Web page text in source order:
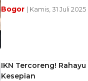
Bogor | Kamis, 31 Juli 2025
IKN Tercoreng!
Kesepian